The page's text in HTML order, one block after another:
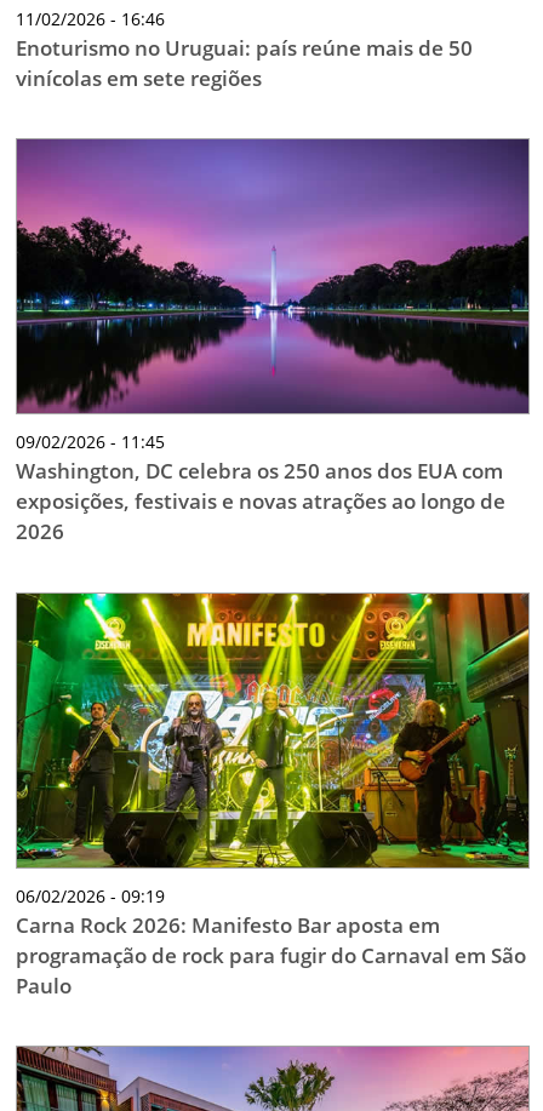
11/02/2026 - 16:46
Enoturismo no Uruguai: país reúne mais de 50
vinícolas em sete regiões
09/02/2026 - 11:45
Washington, DC celebra os 250 anos dos EUA com
exposições, festivais e novas atrações ao longo de
2026
06/02/2026 - 09:19
Carna Rock 2026: Manifesto Bar aposta em
programação de rock para fugir do Carnaval em São
Paulo